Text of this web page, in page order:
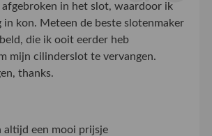
afgebroken in het slot, waardoor ik
in kon. Meteen de beste slotenmaker
die ik ooit eerder heb
mijn cilinderslot te vervangen.
thanks.
altijd een mooi prijsje